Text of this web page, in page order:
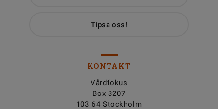
Tipsa oss!
KONTAKT
Vårdfokus
Box 3207
103 64 Stockholm